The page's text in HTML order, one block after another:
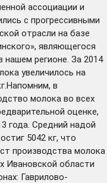
ассоциации и
с прогрессивными
отрасли на базе
являющегося
регионе. За 2014
увеличилось на
в
молока во всех
оценке,
года. Средний надой
5042 кг, что
производства молока
Ивановской области
Гаврилово-